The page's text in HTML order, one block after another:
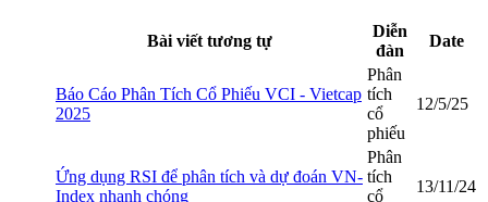
Bài viết tương tự
Diễn
đàn
Date
Báo Cáo Phân Tích Cổ Phiếu VCI - Vietcap
2025
Phân
tích
cổ
phiếu
12/5/25
Ứng dụng RSI để phân tích và dự đoán VN-
Index nhanh chóng
Phân
tích
cổ
13/11/24